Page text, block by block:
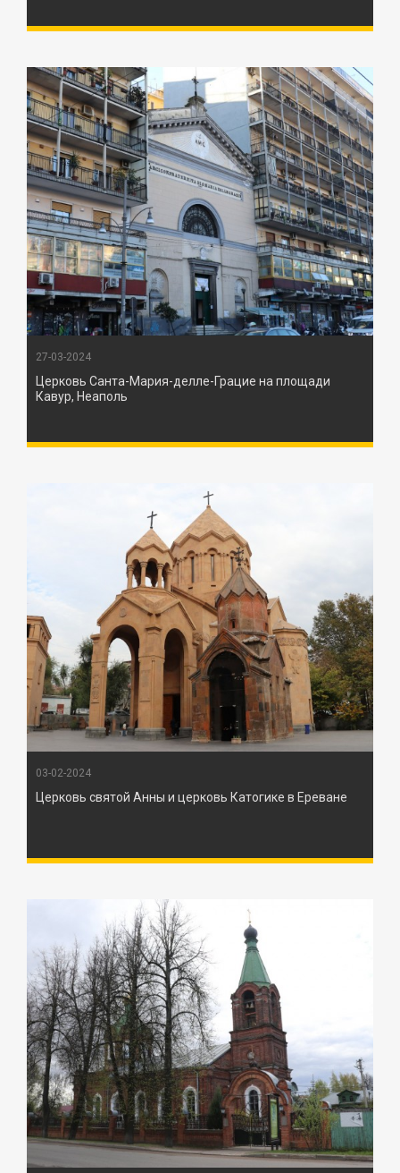
27-03-2024
Церковь Санта-Мария-делле-Грацие на площади
Кавур, Неаполь
03-02-2024
Церковь святой Анны и церковь Катогике в Ереване